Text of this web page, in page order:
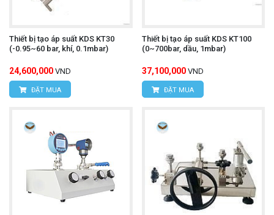
Thiết bị tạo áp suất KDS KT30
(-0.95~60 bar, khí, 0.1mbar)
24,600,000 VND
ĐẶT MUA
Thiết bị tạo áp suất KDS KT100
(0~700bar, dầu, 1mbar)
37,100,000 VND
ĐẶT MUA